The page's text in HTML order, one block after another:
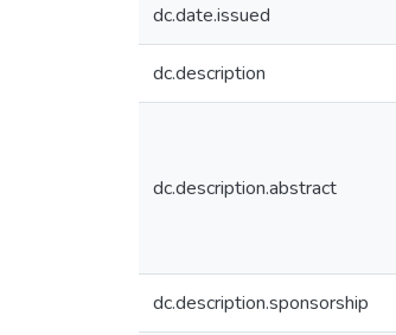
dc.date.issued
dc.description
dc.description.abstract
dc.description.sponsorship